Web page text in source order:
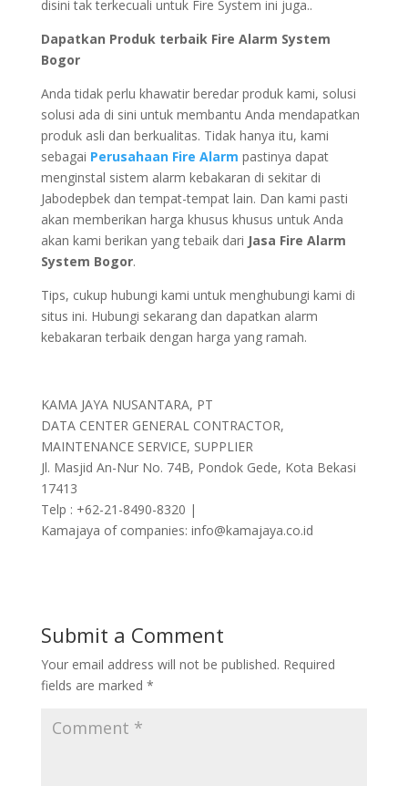
disini tak terkecuali untuk Fire System ini juga..
Dapatkan Produk terbaik Fire Alarm System
Bogor
Anda tidak perlu khawatir beredar produk kami, solusi
solusi ada di sini untuk membantu Anda mendapatkan
produk asli dan berkualitas. Tidak hanya itu, kami
sebagai Perusahaan Fire Alarm pastinya dapat
menginstal sistem alarm kebakaran di sekitar di
Jabodepbek dan tempat-tempat lain. Dan kami pasti
akan memberikan harga khusus khusus untuk Anda
akan kami berikan yang tebaik dari Jasa Fire Alarm
System Bogor.
Tips, cukup hubungi kami untuk menghubungi kami di
situs ini. Hubungi sekarang dan dapatkan alarm
kebakaran terbaik dengan harga yang ramah.
KAMA JAYA NUSANTARA, PT
DATA CENTER GENERAL CONTRACTOR,
MAINTENANCE SERVICE, SUPPLIER
Jl. Masjid An-Nur No. 74B, Pondok Gede, Kota Bekasi
17413
Telp : +62-21-8490-8320 |
Kamajaya of companies: info@kamajaya.co.id
Submit a Comment
Your email address will not be published. Required
fields are marked *